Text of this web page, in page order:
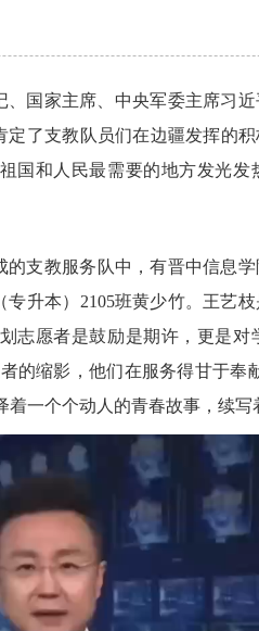
、国家主席、中央军委主席习
了支教队员们在边疆发挥的
国和人民最需要的地方发光发
支教服务队中，有晋中信息
升本）2105班黄少竹。王艺
志愿者是鼓励是期许，更是
的缩影，他们在服务得甘于奉
一个个动人的青春故事，续写